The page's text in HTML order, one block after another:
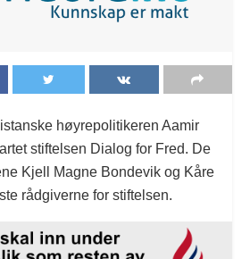
høyrepolitikeren Aamir
stiftelsen Dialog for Fred. De
Kjell Magne Bondevik og Kåre
rådgiverne for stiftelsen.